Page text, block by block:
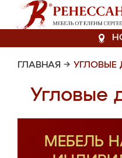
ГЛАВНАЯ → УГЛОВЫЕ
Угловые
МЕБЕЛЬ